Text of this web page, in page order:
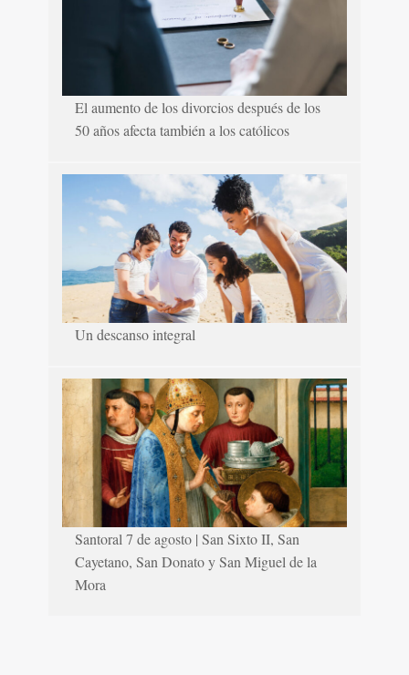
El aumento de los divorcios después de los
50 años afecta también a los católicos
Un descanso integral
Santoral 7 de agosto | San Sixto II, San
Cayetano, San Donato y San Miguel de la
Mora